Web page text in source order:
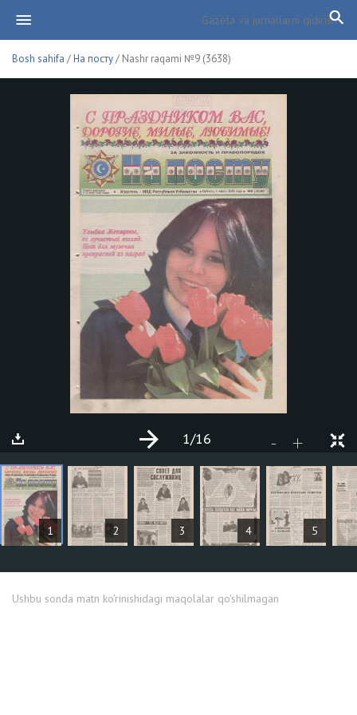
Bosh sahifa /На посту/ Nashr raqami №9 (3638)
1 2 3 4 5
- +
1/16
MAQOLALAR
Ushbu sonda matn ko'rinishidagi maqolalar qo'shilmagan